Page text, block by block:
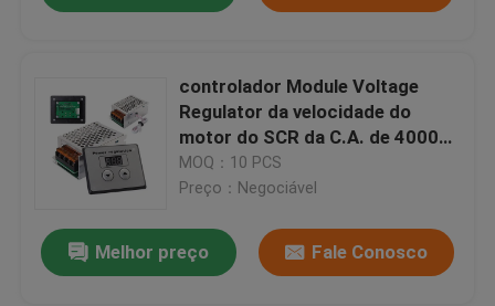
Amplificador da casa
jogador do carro
Partes de televisores LED
controlador Module Voltage
Regulator da velocidade do
motor do SCR da C.A. de 4000W
220V
MOQ：10 PCS
Preço：Negociável
Melhor preço Fale Conosco